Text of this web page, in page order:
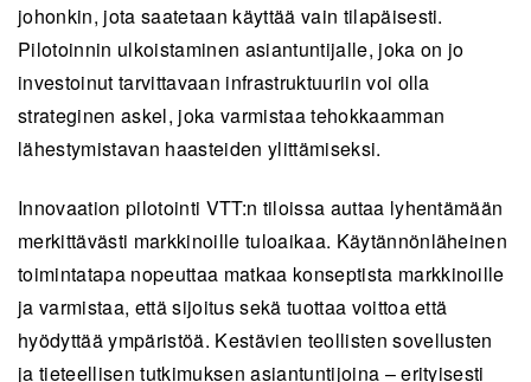
johonkin, jota saatetaan käyttää vain tilapäisesti.
Pilotoinnin ulkoistaminen asiantuntijalle, joka on jo
investoinut tarvittavaan infrastruktuuriin voi olla
strateginen askel, joka varmistaa tehokkaamman
lähestymistavan haasteiden ylittämiseksi.
Innovaation pilotointi VTT:n tiloissa auttaa lyhentämään
merkittävästi markkinoille tuloaikaa. Käytännönläheinen
toimintatapa nopeuttaa matkaa konseptista markkinoille
ja varmistaa, että sijoitus sekä tuottaa voittoa että
hyödyttää ympäristöä. Kestävien teollisten sovellusten
ja tieteellisen tutkimuksen asiantuntijoina – erityisesti